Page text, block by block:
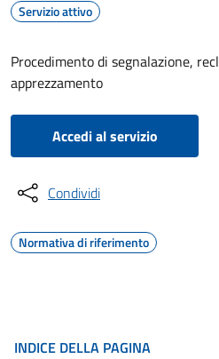
Servizio attivo
Procedimento di segnalazione,
apprezzamento
Accedi al servizio
Condividi
Normativa di riferimento
INDICE DELLA PAGINA